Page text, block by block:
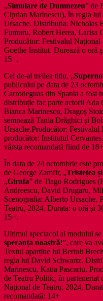
„Simulare de Dumnezeu” de
Ciprian Marinescu), în regia
Ursache. Distribuția: Nicholas
Fumuru, Robert Herea, Larisa
Producător: Festivalul
Goethe Institut. Durează o oră
15+.
Cel de-al treilea titlu, „
publicului pe data de 23
Carrodeguas din Spania a fost
distribuție fac parte actorii Ada
Bianca Marinescu, Dragoș
semnează Tania Drăghici și
Ursache.Producător:
producător: Institutul
vârsta recomandată fiind de
În data de 24 octombrie este
de George Zamfir, „Tristețea
„Girafa” de Tiago Rodrigues
Andreescu, David Drugaru,
Scenografia: Alberto Ursache.
Teatru, 2024. Durata: o oră și
15+.
Ultimul spectacol al modului
speranța noastră!”, care va
Textul aparține lui Bertolt
regia lui David Schwartz.
Marinescu, Katia Pascariu.
de Teatru Politic, în parteneriat
Național de Teatru, 2024.
recomandată: 14+